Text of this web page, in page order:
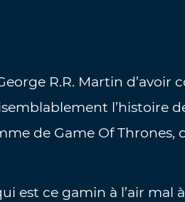
R.R. Martin d’avoir
l’histoire
de Game Of
est ce gamin à l’air mal